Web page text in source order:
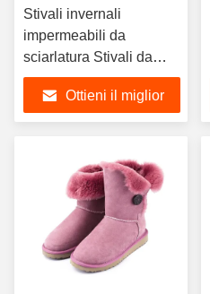
Stivali invernali
impermeabili da
sciarlatura Stivali da
neve da donna in pelle
di pecoraOttieni il miglior